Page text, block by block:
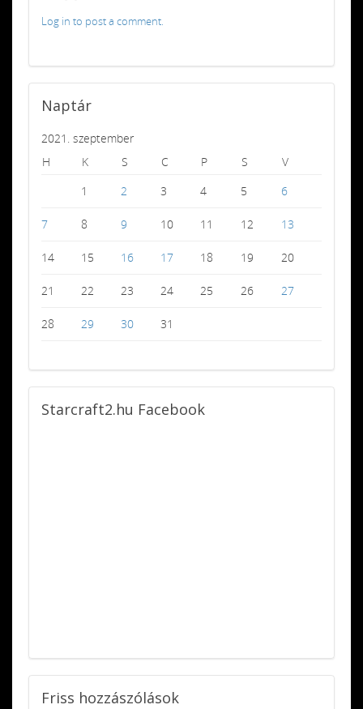
Log in to post a comment.
Naptár
2021. szeptember
H
K S C P S
V
1
2 3 4 5 6
7 8 9 10 11 12 13
14 15 16 17 18 19 20
21 22 23 24 25 26 27
28 29 30 31
Starcraft2.hu Facebook
Friss hozzászólások